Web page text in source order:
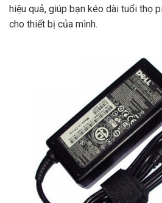
hiệu quả, giúp bạn kéo dài tuổi thọ
cho thiết bị của mình.